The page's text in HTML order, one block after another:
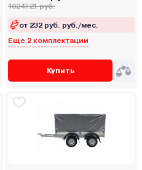
10247.21 руб.
от 232 руб. руб./мес.
Еще 2 комплектации
Купить